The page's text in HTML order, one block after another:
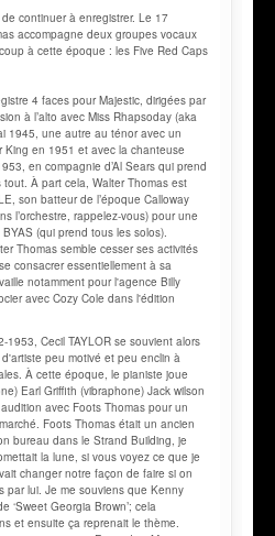
continuer à enregistrer. Le 17
accompagne deux groupes vocaux
à cette époque : les Five Red Caps
4 faces pour Majestic, dirigées par
à l’alto avec Miss Rhapsoday (aka
1945, une autre au ténor avec un
King en 1951 et avec la chanteuse
en compagnie d’Al Sears qui prend
À part cela, Walter Thomas est
son batteur de l’époque Calloway
l’orchestre, rappelez-vous) pour une
(qui prend tous les solos).
Thomas semble cesser ses activités
consacrer essentiellement à sa
notamment pour l'agence Billy
avec Cozy Cole dans l'édition
Cecil TAYLOR se souvient alors
peu motivé et peu enclin à
À cette époque, le pianiste joue
Earl Griffith (vibraphone) Jack wilson
avec Foots Thomas pour un
Foots Thomas était un ancien
bureau dans le Strand Building, je
la lune, si vous voyez ce que je
changer notre façon de faire si on
par lui. Je me souviens que Kenny
‘Sweet Georgia Brown’; cela
et ensuite ça reprenait le thème.